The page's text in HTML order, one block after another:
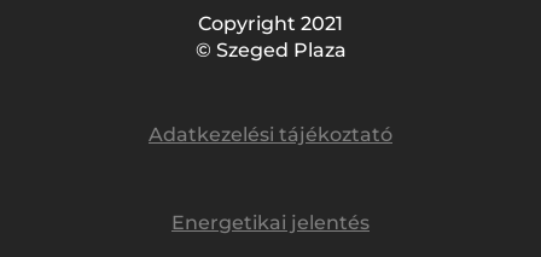
Copyright 2021
© Szeged Plaza
Adatkezelési tájékoztató
Energetikai jelentés